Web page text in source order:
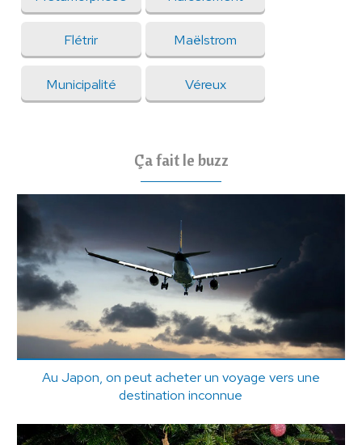
Flétrir Maëlstrom
Municipalité Véreux
Ça fait le buzz
Au Japon, on peut acheter un voyage vers une
destination inconnue